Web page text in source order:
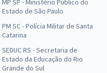
MP SP - Ministério Público do
Estado de São Paulo
PM SC - Polícia Militar de Santa
Catarina
SEDUC RS - Secretaria de
Estado da Educação do Rio
Grande do Sul